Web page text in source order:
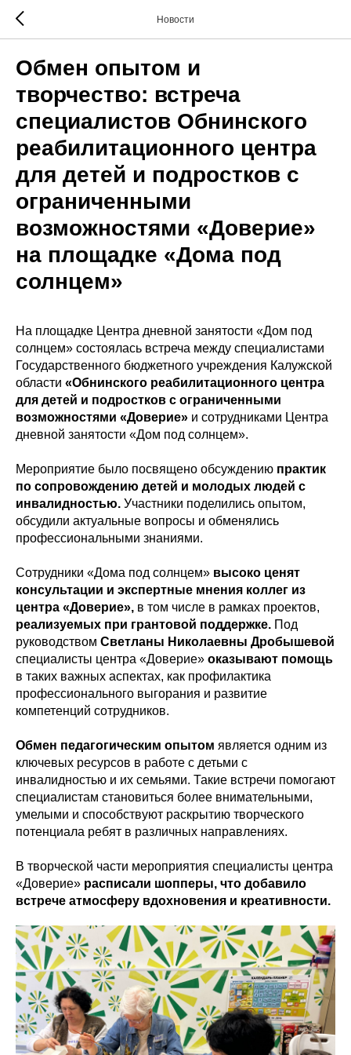
Новости
Обмен опытом и
творчество: встреча
специалистов Обнинского
реабилитационного центра
для детей и подростков с
ограниченными
возможностями «Доверие»
на площадке «Дома под
солнцем»
На площадке Центра дневной занятости «Дом под
солнцем» состоялась встреча между специалистами
Государственного бюджетного учреждения Калужской
области «Обнинского реабилитационного центра
для детей и подростков с ограниченными
возможностями «Доверие» и сотрудниками Центра
дневной занятости «Дом под солнцем».
Мероприятие было посвящено обсуждению практик
по сопровождению детей и молодых людей с
инвалидностью. Участники поделились опытом,
обсудили актуальные вопросы и обменялись
профессиональными знаниями.
Сотрудники «Дома под солнцем» высоко ценят
консультации и экспертные мнения коллег из
центра «Доверие», в том числе в рамках проектов,
реализуемых при грантовой поддержке. Под
руководством Светланы Николаевны Дробышевой
специалисты центра «Доверие» оказывают помощь
в таких важных аспектах, как профилактика
профессионального выгорания и развитие
компетенций сотрудников.
Обмен педагогическим опытом является одним из
ключевых ресурсов в работе с детьми с
инвалидностью и их семьями. Такие встречи помогают
специалистам становиться более внимательными,
умелыми и способствуют раскрытию творческого
потенциала ребят в различных направлениях.
В творческой части мероприятия специалисты центра
«Доверие» расписали шопперы, что добавило
встрече атмосферу вдохновения и креативности.